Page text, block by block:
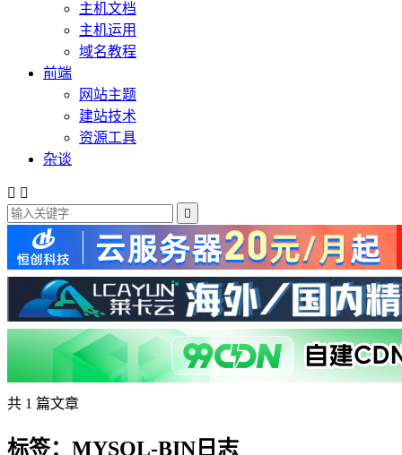
主机文档
主机运用
域名教程
前端
网站主题
建站技术
资源工具
杂谈
 

共 1 篇文章
标签：MYSQL-BIN日志